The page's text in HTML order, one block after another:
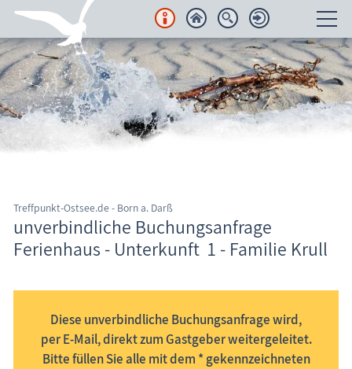
Unterkünfte
Regionales
Urlaubsorte
Freizeit
Wissenswertes
Blog
Treffpunkt-Ostsee.de - Born a. Darß
unverbindliche Buchungsanfrage
Ferienhaus - Unterkunft 1 - Familie Krull
Diese unverbindliche Buchungsanfrage wird,
per E-Mail, direkt zum Gastgeber weitergeleitet.
Bitte füllen Sie alle mit dem * gekennzeichneten